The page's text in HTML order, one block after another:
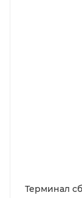
Терминал